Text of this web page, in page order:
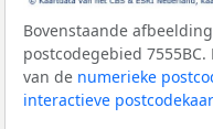
Bovenstaande
postcodegebied
van de numerieke
interactieve